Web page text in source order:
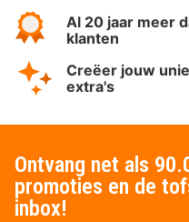
Al 20 jaar meer
klanten
Creëer jouw
extra's
Ontvang net als
promoties en de
inbox!